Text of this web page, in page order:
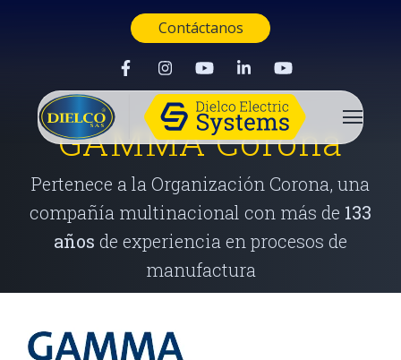
Contáctanos
GAMMA Corona
Pertenece a la Organización Corona, una
compañía multinacional con más de 133
años de experiencia en procesos de
manufactura